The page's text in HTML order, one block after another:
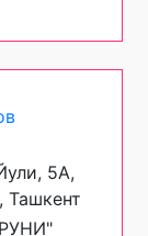
5А,
Ташкент